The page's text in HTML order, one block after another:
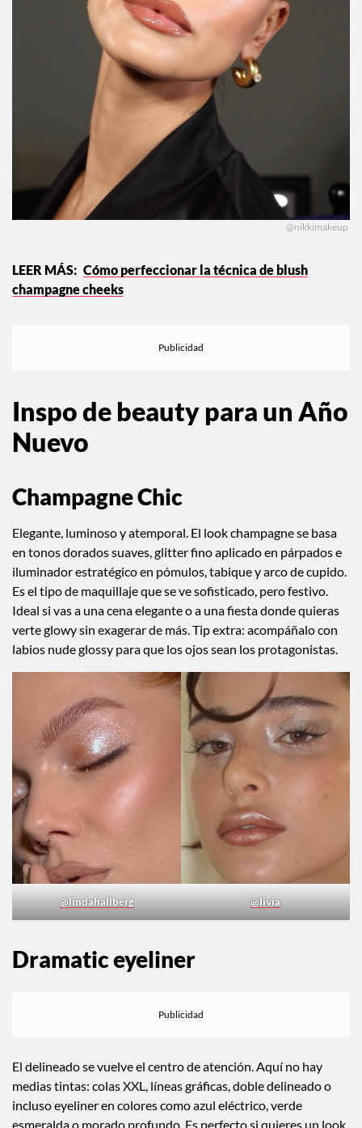
Nuevo
Champagne Chic
Elegante, luminoso y atemporal. El look champagne se basa
en tonos dorados suaves, glitter fino aplicado en párpados e
iluminador estratégico en pómulos, tabique y arco de cupido.
Es el tipo de maquillaje que se ve sofisticado, pero festivo.
Ideal si vas a una cena elegante o a una fiesta donde quieras
verte glowy sin exagerar de más. Tip extra: acompáñalo con
labios nude glossy para que los ojos sean los protagonistas.
@lindahallberg
Dramatic eyeliner